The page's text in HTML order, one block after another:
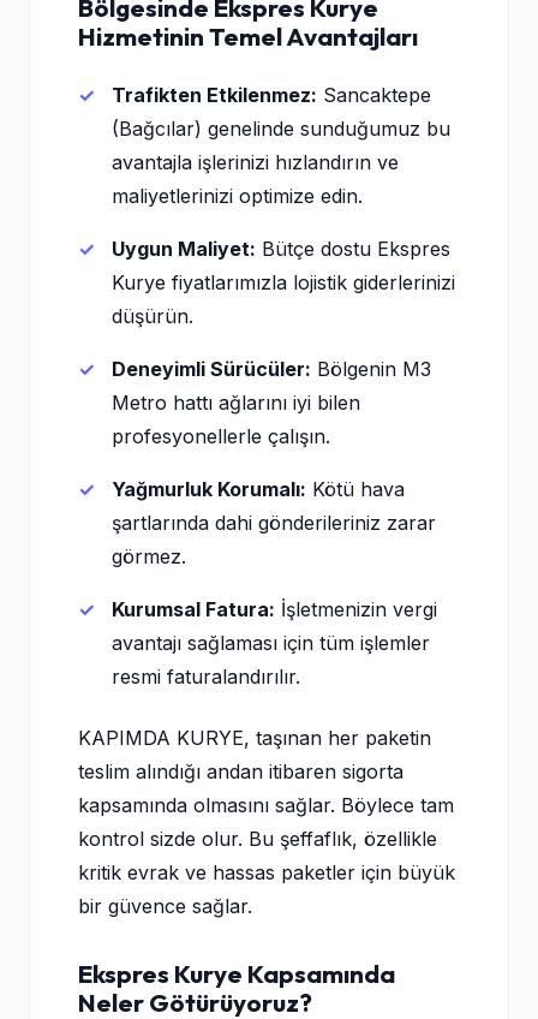
Bölgesinde Ekspres Kurye
Hizmetinin Temel Avantajları
Trafikten Etkilenmez: Sancaktepe
(Bağcılar) genelinde sunduğumuz bu
avantajla işlerinizi hızlandırın ve
maliyetlerinizi optimize edin.
Uygun Maliyet: Bütçe dostu Ekspres
Kurye fiyatlarımızla lojistik giderlerinizi
düşürün.
Deneyimli Sürücüler: Bölgenin M3
Metro hattı ağlarını iyi bilen
profesyonellerle çalışın.
Yağmurluk Korumalı: Kötü hava
şartlarında dahi gönderileriniz zarar
görmez.
Kurumsal Fatura: İşletmenizin vergi
avantajı sağlaması için tüm işlemler
resmi faturalandırılır.
KAPIMDA KURYE, taşınan her paketin
teslim alındığı andan itibaren sigorta
kapsamında olmasını sağlar. Böylece tam
kontrol sizde olur. Bu şeffaflık, özellikle
kritik evrak ve hassas paketler için büyük
bir güvence sağlar.
Ekspres Kurye Kapsamında
Neler Götürüyoruz?